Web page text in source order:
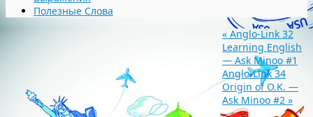
Полезные Слова
« Anglo-Link 32
Learning English
— Ask Minoo #1
Anglo-Link 34
Origin of O.K. —
Ask Minoo #2 »